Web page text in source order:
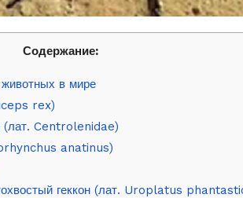
Содержание:
в мире
rex)
Centrolenidae)
anatinus)
геккон (лат. Uroplatus